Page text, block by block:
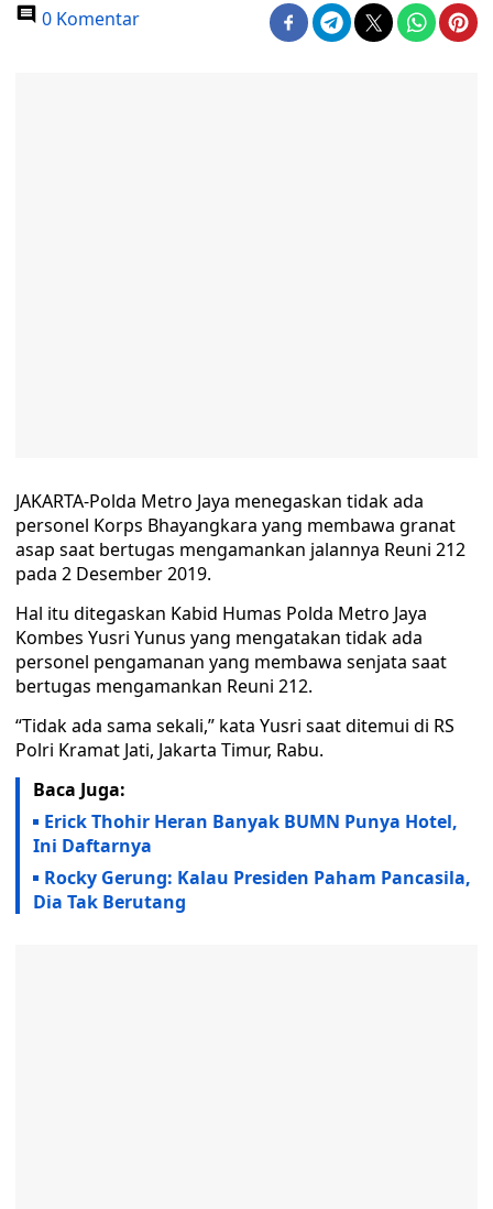
0 Komentar
JAKARTA-Polda Metro Jaya menegaskan tidak ada
personel Korps Bhayangkara yang membawa granat
asap saat bertugas mengamankan jalannya Reuni 212
pada 2 Desember 2019.
Hal itu ditegaskan Kabid Humas Polda Metro Jaya
Kombes Yusri Yunus yang mengatakan tidak ada
personel pengamanan yang membawa senjata saat
bertugas mengamankan Reuni 212.
“Tidak ada sama sekali,” kata Yusri saat ditemui di RS
Polri Kramat Jati, Jakarta Timur, Rabu.
Baca Juga:
Erick Thohir Heran Banyak BUMN Punya Hotel,
Ini Daftarnya
Rocky Gerung: Kalau Presiden Paham Pancasila,
Dia Tak Berutang